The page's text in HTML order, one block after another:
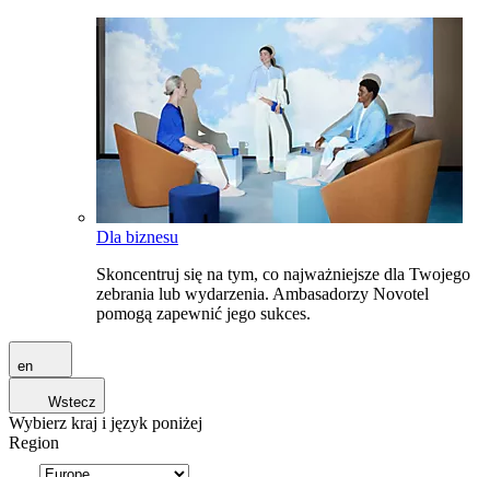
Dla biznesu
Skoncentruj się na tym, co najważniejsze dla Twojego
zebrania lub wydarzenia. Ambasadorzy Novotel
pomogą zapewnić jego sukces.
en
Wstecz
Wybierz kraj i język poniżej
Region